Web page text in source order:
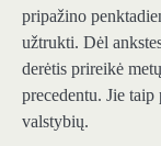
pripažino
užtrukti. Dėl
derėtis prireikė
precedentu. Jie
valstybių.